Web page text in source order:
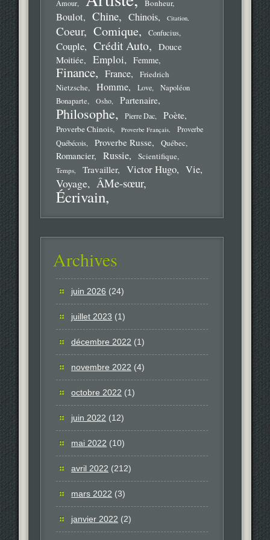
Amour Bonheur
Boulot Chine Chinois Citation
Coeur Comique Confucius
Couple Crédit Auto
Douce
Moitiée
Emploi Femme
Finance France
Friedrich
Nietzsche
Homme Love
Napoléon
Bonaparte
Osho Partenaire
Philosophe Pierre Dac Poète
Proverbe Chinois Proverbe Français
Proverbe
Québécois
Proverbe Russe Québec
Romancier Russie Scientifique
Temps Travailler Victor Hugo Vie
Voyage ÂMe-sœur
Écrivain
Archives
juin 2026 (24)
juillet 2023 (1)
décembre 2022 (1)
novembre 2022 (4)
octobre 2022 (1)
juin 2022 (12)
mai 2022 (10)
avril 2022 (212)
mars 2022 (3)
janvier 2022 (2)